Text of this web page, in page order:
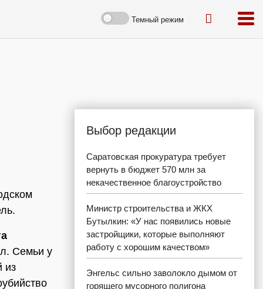
Темный режим
Семьи у
из
Выбор редакции
Саратовская прокуратура требует
вернуть в бюджет 570 млн за
некачественное благоустройство
Министр строительства и ЖКХ
Бутылкин: «У нас появились новые
застройщики, которые выполняют
работу с хорошим качеством»
Энгельс сильно заволокло дымом от
горящего мусорного полигона